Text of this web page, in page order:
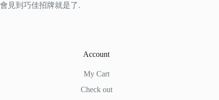
會見到巧佳招牌就是了.
Account
My Cart
Check out